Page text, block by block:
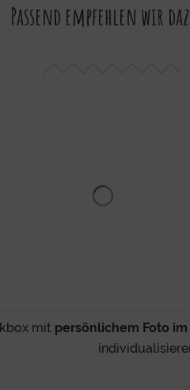
Passend empfehlen wir
mit persönlichem Foto